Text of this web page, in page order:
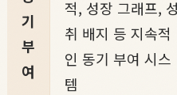
기
부
여
적, 성장 그래프, 성
취 배지 등 지속적
인 동기 부여 시스
템